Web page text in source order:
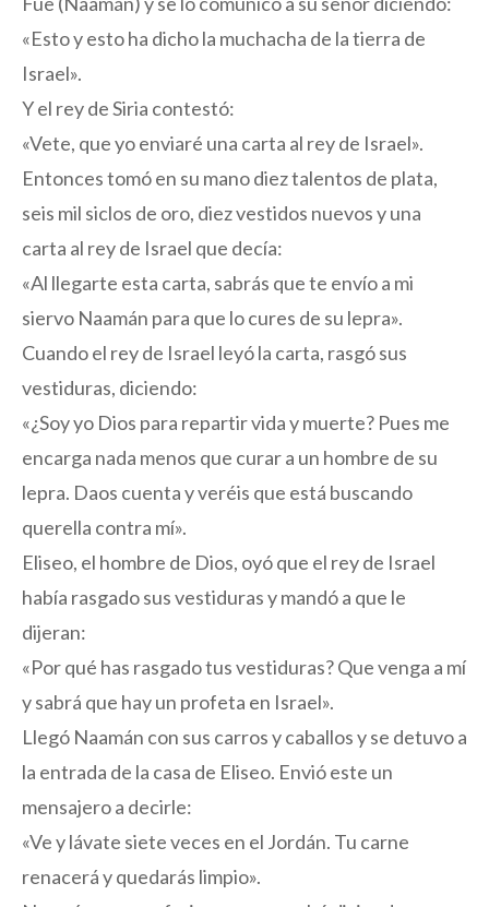
«Esto y esto ha dicho la muchacha de la tierra de
Israel».
Y el rey de Siria contestó:
«Vete, que yo enviaré una carta al rey de Israel».
Entonces tomó en su mano diez talentos de plata,
seis mil siclos de oro, diez vestidos nuevos y una
carta al rey de Israel que decía:
«Al llegarte esta carta, sabrás que te envío a mi
siervo Naamán para que lo cures de su lepra».
Cuando el rey de Israel leyó la carta, rasgó sus
vestiduras, diciendo:
«¿Soy yo Dios para repartir vida y muerte? Pues me
encarga nada menos que curar a un hombre de su
lepra. Daos cuenta y veréis que está buscando
querella contra mí».
Eliseo, el hombre de Dios, oyó que el rey de Israel
había rasgado sus vestiduras y mandó a que le
dijeran:
«Por qué has rasgado tus vestiduras? Que venga a mí
y sabrá que hay un profeta en Israel».
Llegó Naamán con sus carros y caballos y se detuvo a
la entrada de la casa de Eliseo. Envió este un
mensajero a decirle:
«Ve y lávate siete veces en el Jordán. Tu carne
renacerá y quedarás limpio».